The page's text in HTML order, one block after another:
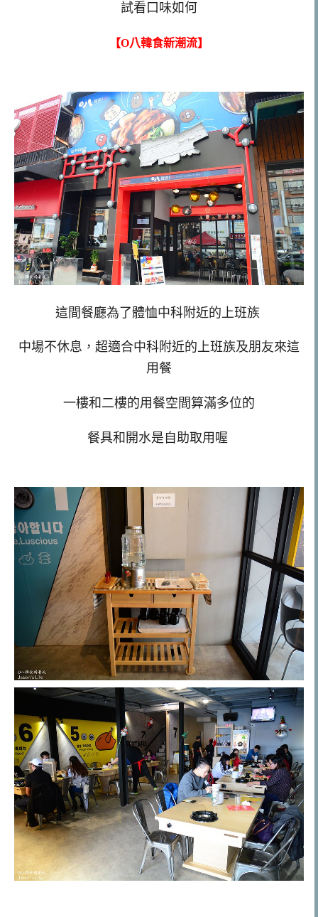
試看口味如何
【O八韓食新潮流】
這間餐廳為了體恤中科附近的上班族
中場不休息，超適合中科附近的上班族及朋友來這
用餐
一樓和二樓的用餐空間算滿多位的
餐具和開水是自助取用喔